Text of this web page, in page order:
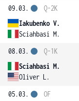
09.03.
Iakubenko V.
Sciahbasi M.
Q-2K
08.03.
Sciahbasi M.
Oliver L.
Q-1K
05.03.
OF